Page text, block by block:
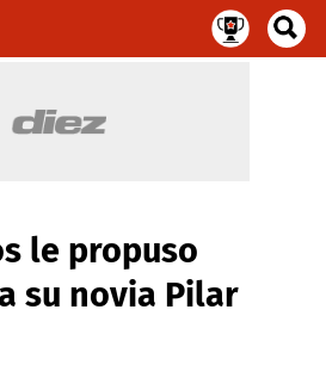
le propuso
su novia Pilar